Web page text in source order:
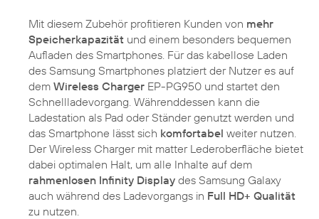
Mit diesem Zubehör profitieren Kunden von mehr
Speicherkapazität und einem besonders bequemen
Aufladen des Smartphones. Für das kabellose Laden
des Samsung Smartphones platziert der Nutzer es auf
dem Wireless Charger EP-PG950 und startet den
Schnellladevorgang. Währenddessen kann die
Ladestation als Pad oder Ständer genutzt werden und
das Smartphone lässt sich komfortabel weiter nutzen.
Der Wireless Charger mit matter Lederoberfläche bietet
dabei optimalen Halt, um alle Inhalte auf dem
rahmenlosen Infinity Display des Samsung Galaxy
auch während des Ladevorgangs in Full HD+ Qualität
zu nutzen.